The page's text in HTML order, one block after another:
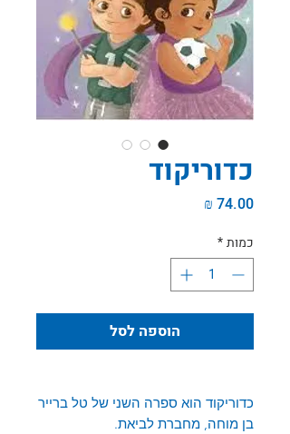
כדוריקוד
כמות*
הוספה לסל
כדוריקוד הוא ספרה השני של טל ברייר
בן מוחה, מחברת לביאת.